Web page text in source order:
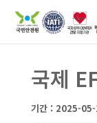
국제
기간 : 2025-